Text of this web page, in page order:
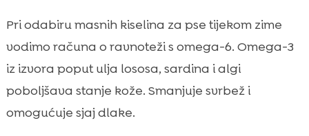
Pri odabiru masnih kiselina za pse tijekom zime
vodimo računa o ravnoteži s omega-6. Omega-3
iz izvora poput ulja lososa, sardina i algi
poboljšava stanje kože. Smanjuje svrbež i
omogućuje sjaj dlake.